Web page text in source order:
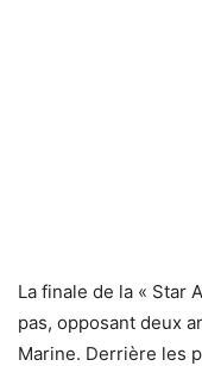
La finale de la « Star
pas, opposant deux
Marine. Derrière les